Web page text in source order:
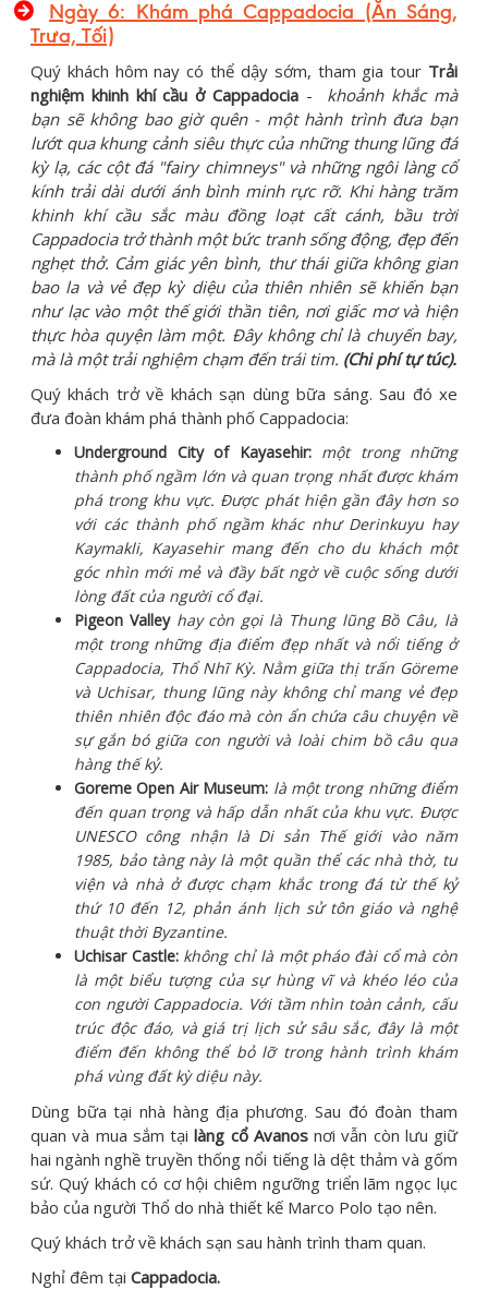
Ngày 6: Khám phá Cappadocia (Ăn Sáng,
Trưa, Tối)
Quý khách hôm nay có thể dậy sớm, tham gia tour Trải
nghiệm khinh khí cầu ở Cappadocia - khoảnh khắc mà
bạn sẽ không bao giờ quên - một hành trình đưa bạn
lướt qua khung cảnh siêu thực của những thung lũng đá
kỳ lạ, các cột đá "fairy chimneys" và những ngôi làng cổ
kính trải dài dưới ánh bình minh rực rỡ. Khi hàng trăm
khinh khí cầu sắc màu đồng loạt cất cánh, bầu trời
Cappadocia trở thành một bức tranh sống động, đẹp đến
nghẹt thở. Cảm giác yên bình, thư thái giữa không gian
bao la và vẻ đẹp kỳ diệu của thiên nhiên sẽ khiến bạn
như lạc vào một thế giới thần tiên, nơi giấc mơ và hiện
thực hòa quyện làm một. Đây không chỉ là chuyến bay,
mà là một trải nghiệm chạm đến trái tim. (Chi phí tự túc).
Quý khách trở về khách sạn dùng bữa sáng. Sau đó xe
đưa đoàn khám phá thành phố Cappadocia:
Underground City of Kayasehir: một trong những
thành phố ngầm lớn và quan trọng nhất được khám
phá trong khu vực. Được phát hiện gần đây hơn so
với các thành phố ngầm khác như Derinkuyu hay
Kaymakli, Kayasehir mang đến cho du khách một
góc nhìn mới mẻ và đầy bất ngờ về cuộc sống dưới
lòng đất của người cổ đại.
Pigeon Valley hay còn gọi là Thung lũng Bồ Câu, là
một trong những địa điểm đẹp nhất và nổi tiếng ở
Cappadocia, Thổ Nhĩ Kỳ. Nằm giữa thị trấn Göreme
và Uchisar, thung lũng này không chỉ mang vẻ đẹp
thiên nhiên độc đáo mà còn ẩn chứa câu chuyện về
sự gắn bó giữa con người và loài chim bồ câu qua
hàng thế kỷ.
Goreme Open Air Museum: là một trong những điểm
đến quan trọng và hấp dẫn nhất của khu vực. Được
UNESCO công nhận là Di sản Thế giới vào năm
1985, bảo tàng này là một quần thể các nhà thờ, tu
viện và nhà ở được chạm khắc trong đá từ thế kỷ
thứ 10 đến 12, phản ánh lịch sử tôn giáo và nghệ
thuật thời Byzantine.
Uchisar Castle: không chỉ là một pháo đài cổ mà còn
là một biểu tượng của sự hùng vĩ và khéo léo của
con người Cappadocia. Với tầm nhìn toàn cảnh, cấu
trúc độc đáo, và giá trị lịch sử sâu sắc, đây là một
điểm đến không thể bỏ lỡ trong hành trình khám
phá vùng đất kỳ diệu này.
Dùng bữa tại nhà hàng địa phương. Sau đó đoàn tham
quan và mua sắm tạilàng cổ Avanosnơi vẫn còn lưu giữ
hai ngành nghề truyền thống nổi tiếng là dệt thảm và gốm
sứ. Quý khách có cơ hội chiêm ngưỡng triển lãm ngọc lục
bảo của người Thổ do nhà thiết kế Marco Polo tạo nên.
Quý khách trở về khách sạn sau hành trình tham quan.
Nghỉ đêm tại Cappadocia.